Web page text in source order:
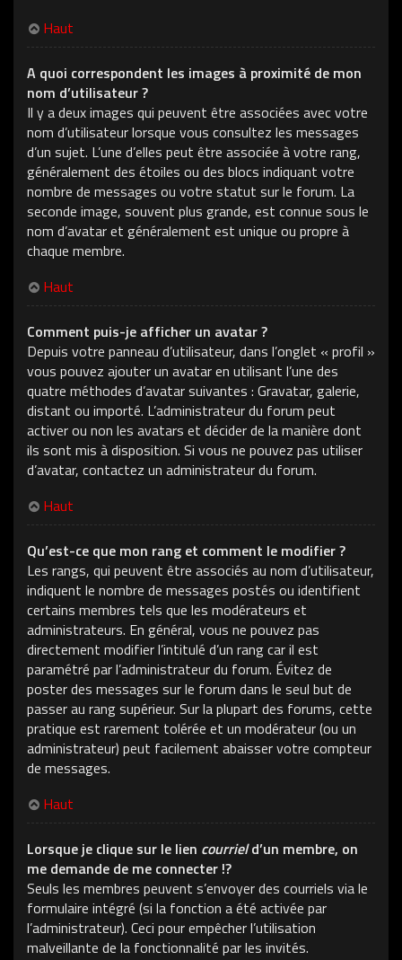
Haut
A quoi correspondent les images à proximité de mon
nom d’utilisateur ?
Il y a deux images qui peuvent être associées avec votre
nom d’utilisateur lorsque vous consultez les messages
d’un sujet. L’une d’elles peut être associée à votre rang,
généralement des étoiles ou des blocs indiquant votre
nombre de messages ou votre statut sur le forum. La
seconde image, souvent plus grande, est connue sous le
nom d’avatar et généralement est unique ou propre à
chaque membre.
Haut
Comment puis-je afficher un avatar ?
Depuis votre panneau d’utilisateur, dans l’onglet « profil »
vous pouvez ajouter un avatar en utilisant l’une des
quatre méthodes d’avatar suivantes : Gravatar, galerie,
distant ou importé. L’administrateur du forum peut
activer ou non les avatars et décider de la manière dont
ils sont mis à disposition. Si vous ne pouvez pas utiliser
d’avatar, contactez un administrateur du forum.
Haut
Qu’est-ce que mon rang et comment le modifier ?
Les rangs, qui peuvent être associés au nom d’utilisateur,
indiquent le nombre de messages postés ou identifient
certains membres tels que les modérateurs et
administrateurs. En général, vous ne pouvez pas
directement modifier l’intitulé d’un rang car il est
paramétré par l’administrateur du forum. Évitez de
poster des messages sur le forum dans le seul but de
passer au rang supérieur. Sur la plupart des forums, cette
pratique est rarement tolérée et un modérateur (ou un
administrateur) peut facilement abaisser votre compteur
de messages.
Haut
Lorsque je clique sur le lien courrield’un membre, on
me demande de me connecter !?
Seuls les membres peuvent s’envoyer des courriels via le
formulaire intégré (si la fonction a été activée par
l’administrateur). Ceci pour empêcher l’utilisation
malveillante de la fonctionnalité par les invités.